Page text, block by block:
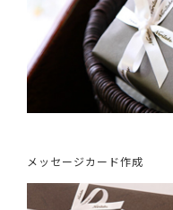
メッセージカード作成